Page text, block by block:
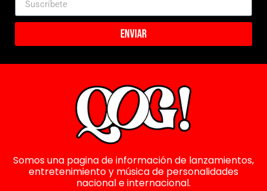
Enviar
Somos una pagina de información de lanzamientos,
entretenimiento y música de personalidades
nacional e internacional.